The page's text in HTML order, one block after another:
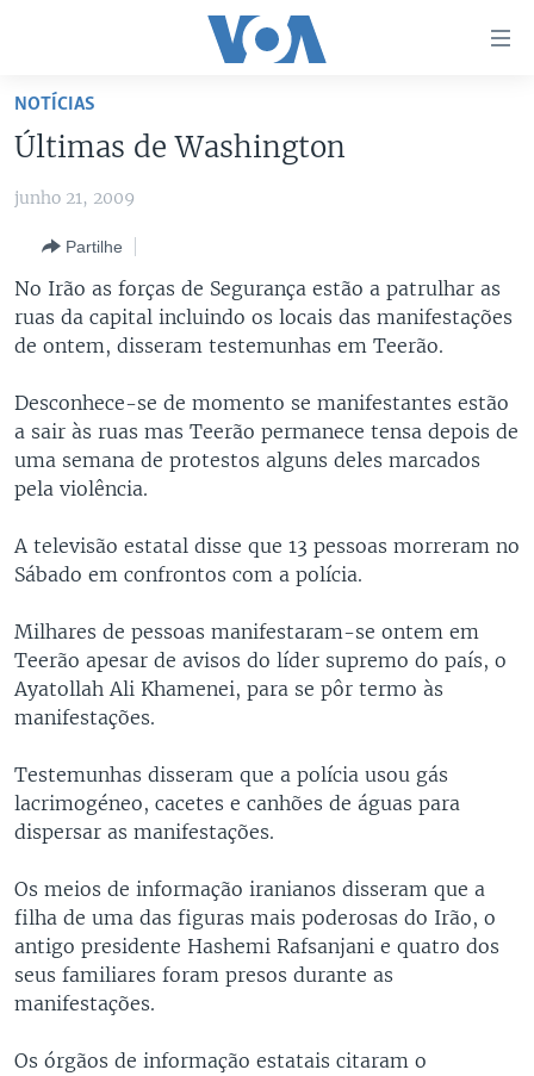
Acesso
para
artigo
principal
Navegação
principal
Pesquisa
NOTÍCIAS
MOÇAMBIQUE
ESTADOS UNIDOS
GUINÉ-BISSAU
ÁFRICA E MUNDO
DOSSIERS ESPECIAIS
DESPORTO
SAÚDE EM FOCO
VÍDEO
VÍDEOS
VOA60 ÁFRICA
VOA60 MUNDO
PASSADEIRA VERMELHA
ÁUDIO
ENTRETENIMENTO
SIGA-NOS
NOTÍCIAS
Últimas de Washington
junho 21, 2009
Partilhe
No Irão as forças de Segurança estão a patrulhar as
ruas da capital incluindo os locais das manifestações
de ontem, disseram testemunhas em Teerão.
Desconhece-se de momento se manifestantes estão
a sair às ruas mas Teerão permanece tensa depois de
uma semana de protestos alguns deles marcados
pela violência.
A televisão estatal disse que 13 pessoas morreram no
Sábado em confrontos com a polícia.
Milhares de pessoas manifestaram-se ontem em
Teerão apesar de avisos do líder supremo do país, o
Ayatollah Ali Khamenei, para se pôr termo às
manifestações.
Testemunhas disseram que a polícia usou gás
lacrimogéneo, cacetes e canhões de águas para
dispersar as manifestações.
Os meios de informação iranianos disseram que a
filha de uma das figuras mais poderosas do Irão, o
antigo presidente Hashemi Rafsanjani e quatro dos
seus familiares foram presos durante as
manifestações.
Os órgãos de informação estatais citaram o